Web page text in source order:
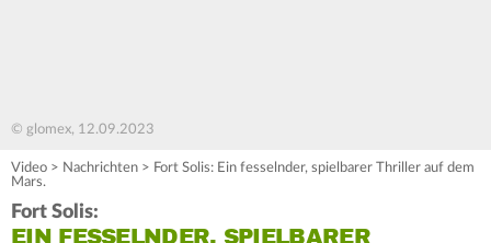
© glomex, 12.09.2023
Video > Nachrichten > Fort Solis: Ein fesselnder, spielbarer Thriller auf dem
Mars.
Fort Solis:
EIN FESSELNDER, SPIELBARER